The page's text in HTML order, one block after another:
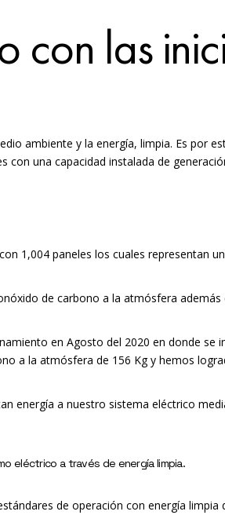
con las
ambiente y la energía, limpia. Es por
una capacidad instalada de
1,004 paneles los cuales representan
de carbono a la atmósfera
en Agosto del 2020 en donde se
a la atmósfera de 156 Kg y hemos
energía a nuestro sistema eléctrico
eléctrico a través de energía limpia.
de operación con energía limpia